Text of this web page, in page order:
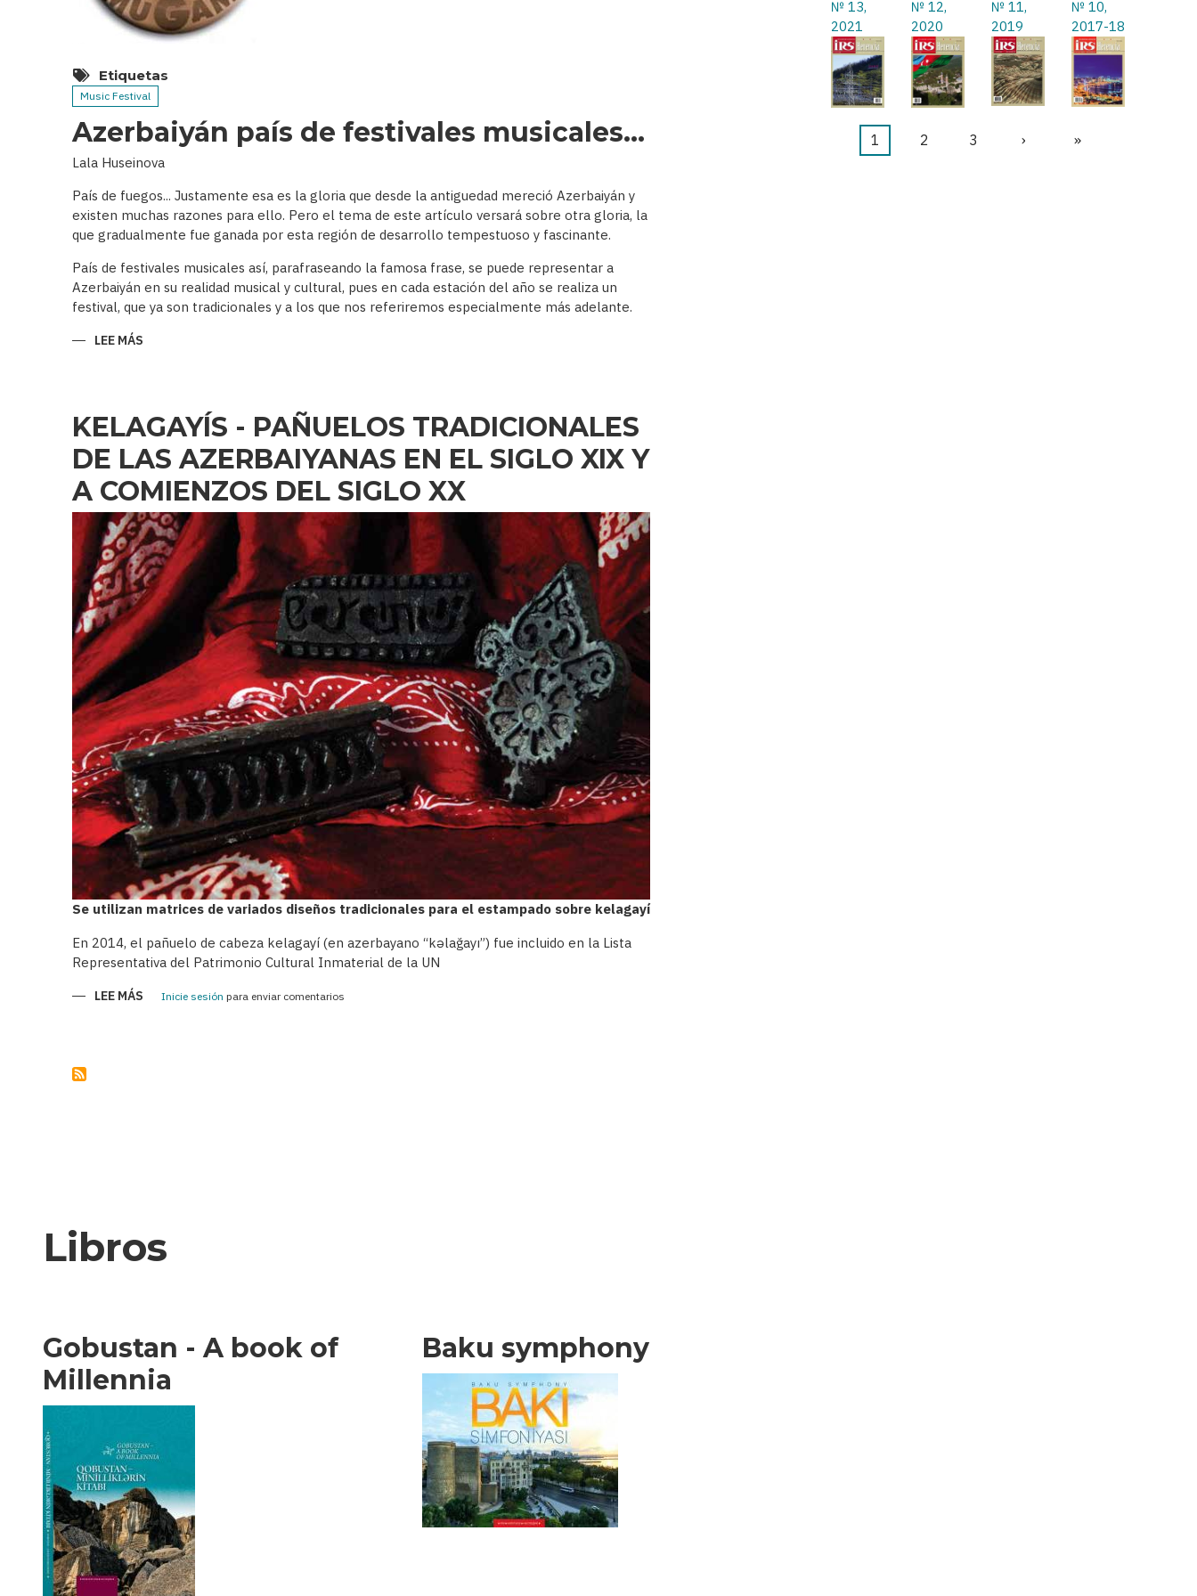
Etiquetas
Music Festival
Azerbaiyán país de festivales musicales…
Lala Huseinova
País de fuegos... Justamente esa es la gloria que desde la antiguedad mereció Azerbaiyán y
existen muchas razones para ello. Pero el tema de este artículo versará sobre otra gloria, la
que gradualmente fue ganada por esta región de desarrollo tempestuoso y fascinante.
País de festivales musicales así, parafraseando la famosa frase, se puede representar a
Azerbaiyán en su realidad musical y cultural, pues en cada estación del año se realiza un
festival, que ya son tradicionales y a los que nos referiremos especialmente más adelante.
LEE MÁS
KELAGAYÍS - PAÑUELOS TRADICIONALES
DE LAS AZERBAIYANAS EN EL SIGLO XIX Y
A COMIENZOS DEL SIGLO XX
Se utilizan matrices de variados diseños tradicionales para el estampado sobre kelagayí
En 2014, el pañuelo de cabeza kelagayí (en azerbayano “kəlağayı”) fue incluido en la Lista
Representativa del Patrimonio Cultural Inmaterial de la UN
LEE MÁS SOBRE
Inicie sesión para enviar comentarios
№ 13,
2021
№ 12,
2020
№ 11,
2019
№ 10,
2017-18
Paginación
Página
1 Página
2 Página
3
Siguiente
›
Última
»
Libros
Gobustan - A book of
Millennia
Baku symphony